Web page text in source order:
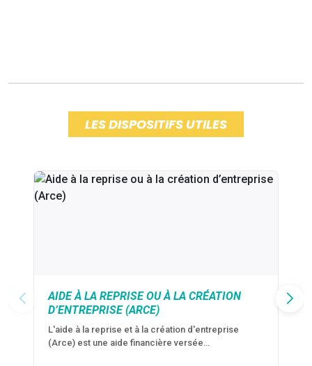
LES DISPOSITIFS UTILES
AIDE À LA REPRISE OU À LA CRÉATION
D’ENTREPRISE (ARCE)
L'aide à la reprise et à la création d'entreprise
(Arce) est une aide financière versée…